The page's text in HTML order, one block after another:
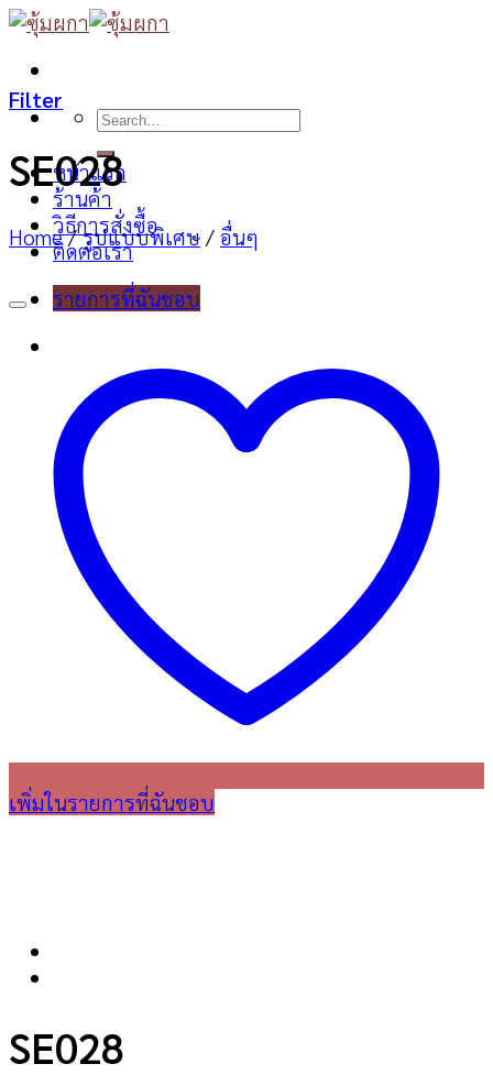
Skip
content
Search
หน้าแรก
ร้านค้า
วิธีการสั่งซื้อ
ติดต่อเรา
รายการที่ฉันชอบ
Filter
SE028
Home / รูปแบบพิเศษ / อื่นๆ
เพิ่มในรายการที่ฉันชอบ
SE028